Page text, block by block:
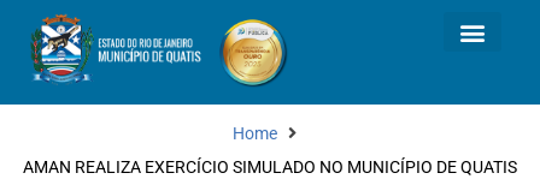
Home
AMAN REALIZA EXERCÍCIO SIMULADO NO MUNICÍPIO DE QUATIS